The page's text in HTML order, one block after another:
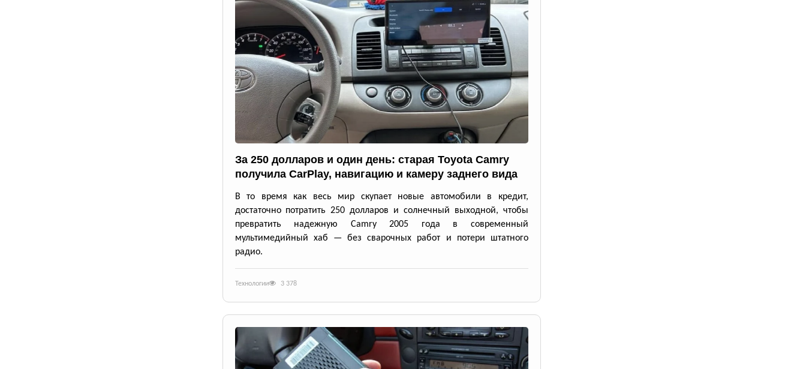
За 250 долларов и один день: старая Toyota Camry
получила CarPlay, навигацию и камеру заднего вида
В то время как весь мир скупает новые автомобили в кредит,
достаточно потратить 250 долларов и солнечный выходной, чтобы
превратить надежную Camry 2005 года в современный
мультимедийный хаб — без сварочных работ и потери штатного
радио.
Технологии 3 378